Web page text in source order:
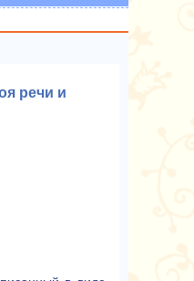
речи и